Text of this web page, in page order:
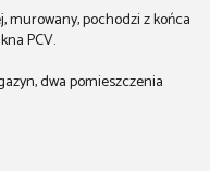
murowany, pochodzi z końca
PCV.
dwa pomieszczenia